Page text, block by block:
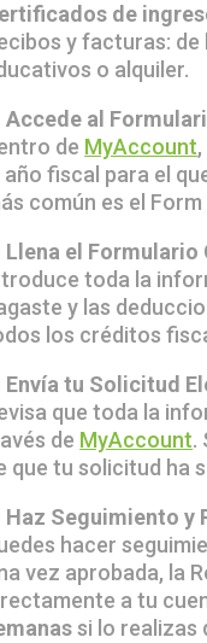
de
y facturas:
o alquiler.
Accede al
de MyAccount
año fiscal para el
común es el
Llena el
toda la
y las
los créditos
Envía tu Solicitud
que toda la
de MyAccount.
que tu solicitud ha
Haz Seguimiento y
hacer
vez aprobada, la
a tu
si lo realizas